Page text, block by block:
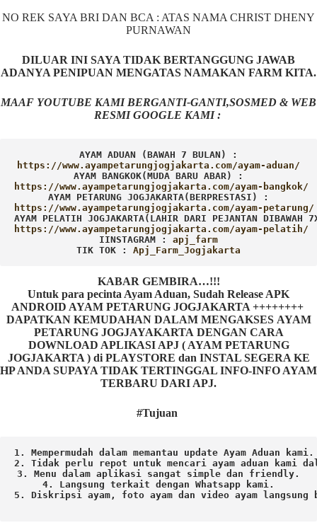
NO REK SAYA BRI DAN BCA : ATAS NAMA CHRIST DHENY
PURNAWAN
DILUAR INI SAYA TIDAK BERTANGGUNG JAWAB
ADANYA PENIPUAN MENGATAS NAMAKAN FARM KITA.
MAAF YOUTUBE KAMI BERGANTI-GANTI,SOSMED & WEB
RESMI GOOGLE KAMI :
AYAM ADUAN (BAWAH 7 BULAN) :
AYAM BANGKOK(MUDA BARU ABAR) :
AYAM PETARUNG JOGJAKARTA(BERPRESTASI) :
AYAM PELATIH JOGJAKARTA(LAHIR DARI PEJANTAN DIBAWAH
IINSTAGRAM :
TIK TOK : Apj_Farm_Jogjakarta
KABAR GEMBIRA…!!!
Untuk para pecinta Ayam Aduan, Sudah Release APK
ANDROID AYAM PETARUNG JOGJAKARTA ++++++++
DAPATKAN KEMUDAHAN DALAM MENGAKSES AYAM
PETARUNG JOGJAYAKARTA DENGAN CARA
DOWNLOAD APLIKASI APJ ( AYAM PETARUNG
JOGJAKARTA ) di PLAYSTORE dan INSTAL SEGERA KE
HP ANDA SUPAYA TIDAK TERTINGGAL INFO-INFO AYAM
TERBARU DARI APJ.
#Tujuan
1. Mempermudah dalam memantau update Ayam Aduan kami.
2. Tidak perlu repot untuk mencari ayam aduan kami
3. Menu dalam aplikasi sangat simple dan friendly.
4. Langsung terkait dengan Whatsapp kami.
5. Diskripsi ayam, foto ayam dan video ayam